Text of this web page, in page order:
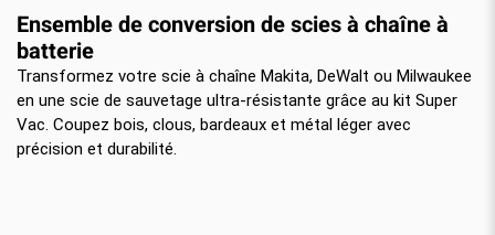
Ensemble de conversion de scies à chaîne à
batterie
Transformez votre scie à chaîne Makita, DeWalt ou Milwaukee
en une scie de sauvetage ultra-résistante grâce au kit Super
Vac. Coupez bois, clous, bardeaux et métal léger avec
précision et durabilité.